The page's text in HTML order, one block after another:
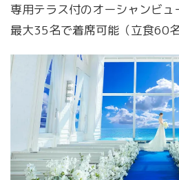
専用テラス付のオーシャンビ
最大35名で着席可能（立食60名